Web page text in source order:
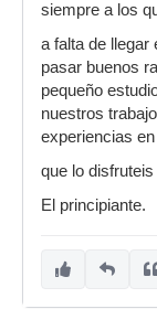
siempre a los
a falta de llegar
pasar buenos
pequeño
nuestros
experiencias
que lo
El principiante.